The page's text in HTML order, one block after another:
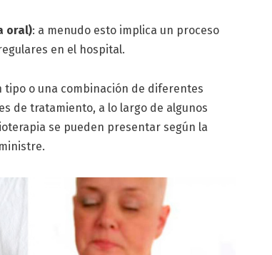
oral): a menudo esto implica un proceso
en el hospital.
tipo o una combinación de diferentes
de tratamiento, a lo largo de algunos
se pueden presentar según la